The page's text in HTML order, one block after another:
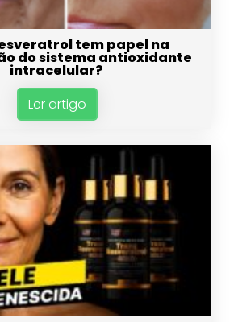
tem papel na
do sistema antioxidante
intracelular?
Ler artigo